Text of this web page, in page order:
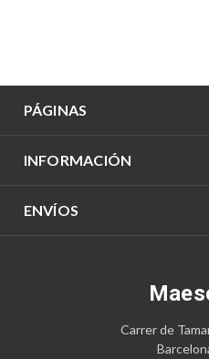
PÁGINAS
INFORMACIÓN
ENVÍOS
Carrer de